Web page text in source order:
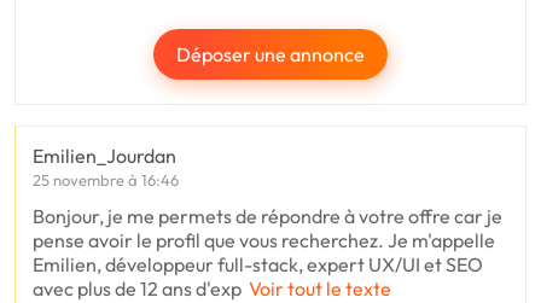
Déposer une annonce
Emilien_Jourdan
25 novembre à 16:46
Bonjour, je me permets de répondre à votre offre car je
pense avoir le profil que vous recherchez. Je m'appelle
Emilien, développeur full-stack, expert UX/UI et SEO
avec plus de 12 ans d'exp Voir tout le texte